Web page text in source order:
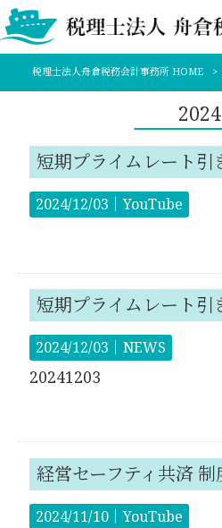
税理士法人舟倉税務会計事務所 HOME >
2024
2024/12/03｜YouTube
2024/12/03｜NEWS
20241203
2024/11/10｜YouTube